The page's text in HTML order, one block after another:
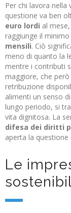
Per chi lavora nella
questione va ben
euro lordi al
raggiunge il
mensili. Ciò
meno di quanto la
mentre i contributi
maggiore, che
retribuzione
alimenti un senso
lungo periodo, si
vita dignitosa. La
difesa dei diritti
aperta la questione
Le